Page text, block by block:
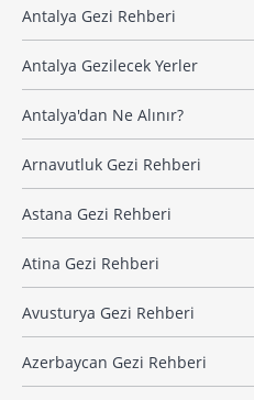
Antalya Gezi Rehberi
Antalya Gezilecek Yerler
Antalya'dan Ne Alınır?
Arnavutluk Gezi Rehberi
Astana Gezi Rehberi
Atina Gezi Rehberi
Avusturya Gezi Rehberi
Azerbaycan Gezi Rehberi